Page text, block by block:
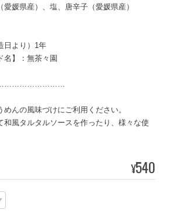
愛媛県産）、塩、唐辛子（愛媛県産）
日より）1年
名】：無茶々園
んの風味づけにご利用ください。
和風タルタルソースを作ったり、様々な使
¥540